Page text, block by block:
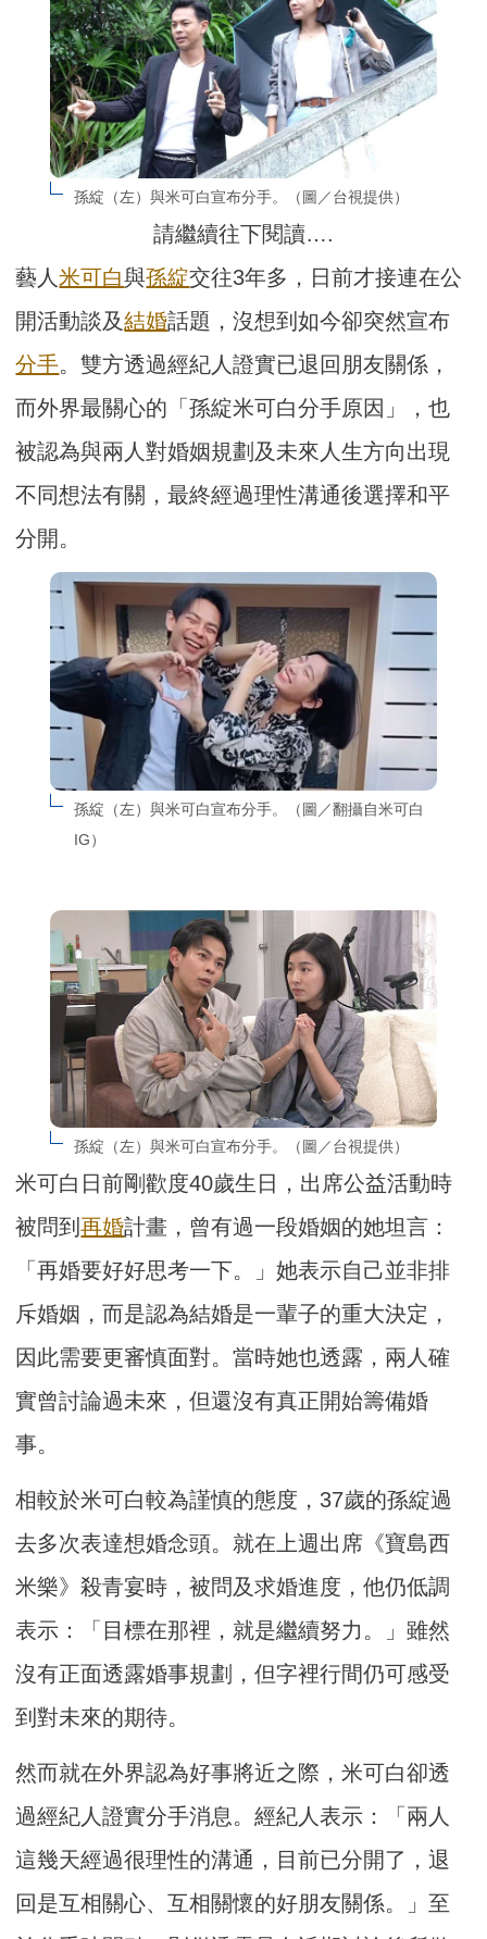
孫綻（左）與米可白宣布分手。（圖／台視提供）
請繼續往下閱讀….
藝人米可白與孫綻交往3年多，日前才接連在公
開活動談及結婚話題，沒想到如今卻突然宣布
分手。雙方透過經紀人證實已退回朋友關係，
而外界最關心的「孫綻米可白分手原因」，也
被認為與兩人對婚姻規劃及未來人生方向出現
不同想法有關，最終經過理性溝通後選擇和平
分開。
孫綻（左）與米可白宣布分手。（圖／翻攝自米可白
IG）
孫綻（左）與米可白宣布分手。（圖／台視提供）
米可白日前剛歡度40歲生日，出席公益活動時
被問到再婚計畫，曾有過一段婚姻的她坦言：
「再婚要好好思考一下。」她表示自己並非排
斥婚姻，而是認為結婚是一輩子的重大決定，
因此需要更審慎面對。當時她也透露，兩人確
實曾討論過未來，但還沒有真正開始籌備婚
事。
相較於米可白較為謹慎的態度，37歲的孫綻過
去多次表達想婚念頭。就在上週出席《寶島西
米樂》殺青宴時，被問及求婚進度，他仍低調
表示：「目標在那裡，就是繼續努力。」雖然
沒有正面透露婚事規劃，但字裡行間仍可感受
到對未來的期待。
然而就在外界認為好事將近之際，米可白卻透
過經紀人證實分手消息。經紀人表示：「兩人
這幾天經過很理性的溝通，目前已分開了，退
回是互相關心、互相關懷的好朋友關係。」至